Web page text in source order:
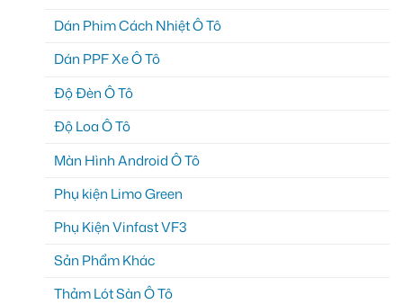
Dán Phim Cách Nhiệt Ô Tô
Dán PPF Xe Ô Tô
Độ Đèn Ô Tô
Độ Loa Ô Tô
Màn Hình Android Ô Tô
Phụ kiện Limo Green
Phụ Kiện Vinfast VF3
Sản Phẩm Khác
Thảm Lót Sàn Ô Tô